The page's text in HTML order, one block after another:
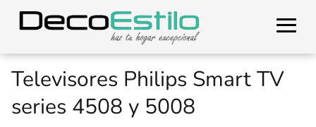
Televisores Philips Smart TV
series 4508 y 5008